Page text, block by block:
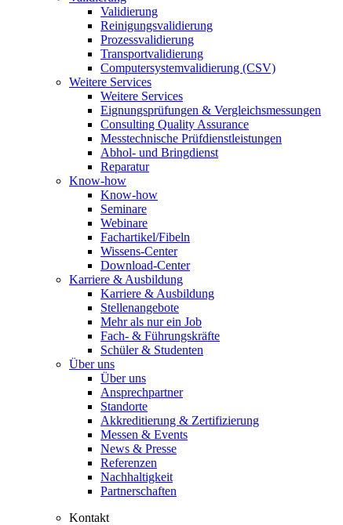
Validierung
Reinigungsvalidierung
Prozessvalidierung
Transportvalidierung
Computersystemvalidierung (CSV)
Weitere Services
Weitere Services
Eignungsprüfungen & Vergleichsmessungen
Consulting Quality Assurance
Messtechnische Prüfdienstleistungen
Abhol- und Bringdienst
Reparatur
Know-how
Know-how
Seminare
Webinare
Fachartikel/Fibeln
Wissens-Center
Download-Center
Karriere & Ausbildung
Karriere & Ausbildung
Stellenangebote
Mehr als nur ein Job
Fach- & Führungskräfte
Schüler & Studenten
Über uns
Über uns
Ansprechpartner
Standorte
Akkreditierung & Zertifizierung
Messen & Events
News & Presse
Referenzen
Nachhaltigkeit
Partnerschaften
Kontakt